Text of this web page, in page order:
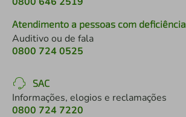
Atendimento a pessoas com deficiência
Auditivo ou de fala
0800 724 0525
SAC
Informações, elogios e reclamações
0800 724 7220